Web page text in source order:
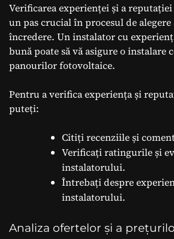
Verificarea experienței și a
un pas crucial în procesul de
încredere. Un instalator cu
bună poate să vă asigure o instalare
panourilor fotovoltaice.
Pentru a verifica experiența și
puteți:
Citiți recenziile și
Verificați ratingurile și
instalatorului.
Întrebați despre
instalatorului.
Analiza ofertelor și a